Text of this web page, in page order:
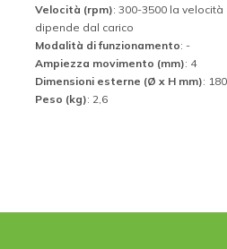
Velocità (rpm): 300-3500 la
dipende dal carico
Modalità di funzionamento: -
Ampiezza movimento (mm): 4
Dimensioni esterne (Ø x H mm):
Peso (kg): 2,6